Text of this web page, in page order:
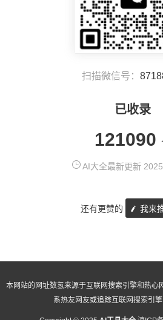
扫描微信号：
已收录
121090
AI大全最新更新
还有更赞的 我来
本网站的网址数氢来源于互联网搜索引擎和热心
系热友网友或追踪互联网搜索引擎